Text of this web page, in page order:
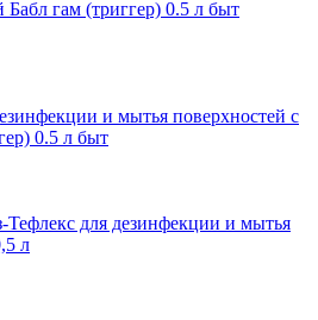
и мытья поверхностей с
0.5 л быт